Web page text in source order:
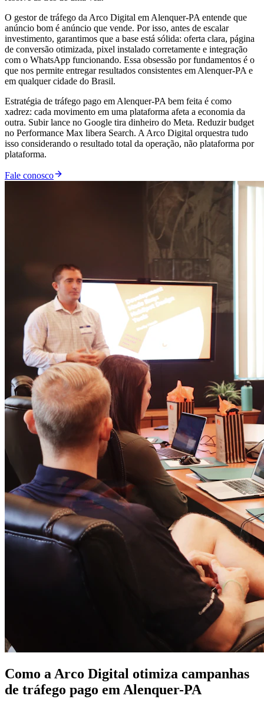
O gestor de tráfego da Arco Digital em Alenquer-PA entende que
anúncio bom é anúncio que vende. Por isso, antes de escalar
investimento, garantimos que a base está sólida: oferta clara, página
de conversão otimizada, pixel instalado corretamente e integração
com o WhatsApp funcionando. Essa obsessão por fundamentos é o
que nos permite entregar resultados consistentes em Alenquer-PA e
em qualquer cidade do Brasil.
Estratégia de tráfego pago em Alenquer-PA bem feita é como
xadrez: cada movimento em uma plataforma afeta a economia da
outra. Subir lance no Google tira dinheiro do Meta. Reduzir budget
no Performance Max libera Search. A Arco Digital orquestra tudo
isso considerando o resultado total da operação, não plataforma por
plataforma.
Fale conosco
Como a Arco Digital otimiza campanhas
de tráfego pago em Alenquer-PA